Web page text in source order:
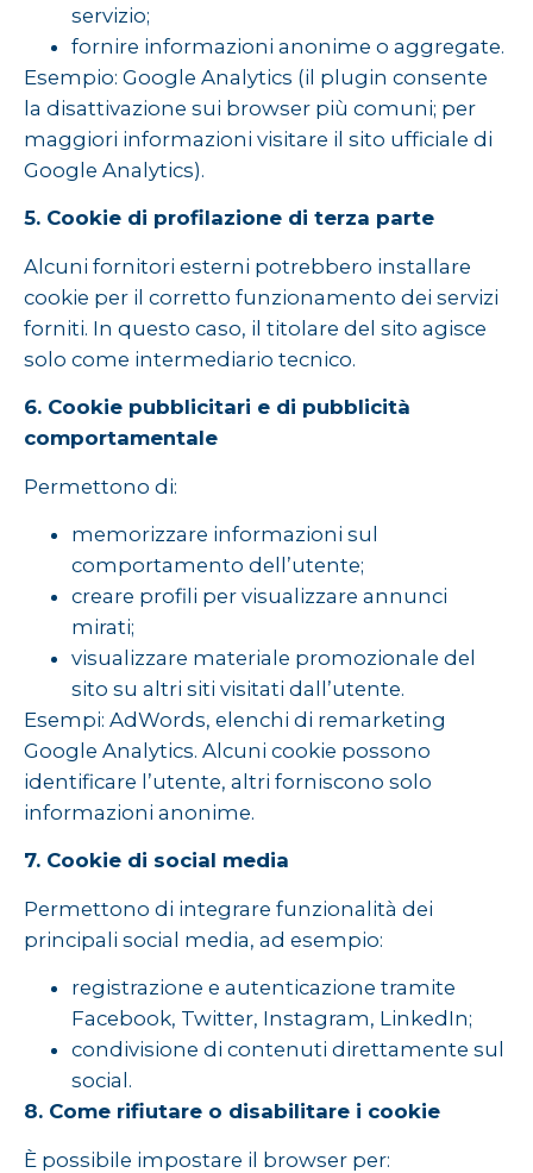
servizio;
fornire informazioni anonime o aggregate.
Esempio: Google Analytics (il plugin consente
la disattivazione sui browser più comuni; per
maggiori informazioni visitare il sito ufficiale di
Google Analytics).
5. Cookie di profilazione di terza parte
Alcuni fornitori esterni potrebbero installare
cookie per il corretto funzionamento dei servizi
forniti. In questo caso, il titolare del sito agisce
solo come intermediario tecnico.
6. Cookie pubblicitari e di pubblicità
comportamentale
Permettono di:
memorizzare informazioni sul
comportamento dell’utente;
creare profili per visualizzare annunci
mirati;
visualizzare materiale promozionale del
sito su altri siti visitati dall’utente.
Esempi: AdWords, elenchi di remarketing
Google Analytics. Alcuni cookie possono
identificare l’utente, altri forniscono solo
informazioni anonime.
7. Cookie di social media
Permettono di integrare funzionalità dei
principali social media, ad esempio:
registrazione e autenticazione tramite
Facebook, Twitter, Instagram, LinkedIn;
condivisione di contenuti direttamente sul
social.
8. Come rifiutare o disabilitare i cookie
È possibile impostare il browser per: